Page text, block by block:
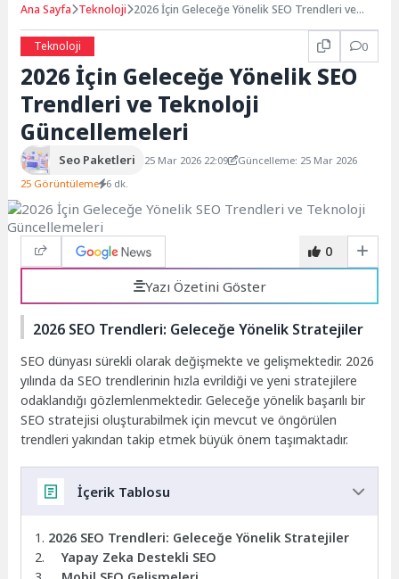
Ana Sayfa Teknoloji 2026 İçin Geleceğe Yönelik SEO Trendleri ve
Teknoloji
0
2026 İçin Geleceğe Yönelik SEO
Trendleri ve Teknoloji
Güncellemeleri
Seo Paketleri 25 Mar 2026 22:09
Güncelleme: 25 Mar 2026
25 Görüntüleme 6 dk.
0
Yazı Özetini Göster
2026 SEO Trendleri: Geleceğe Yönelik Stratejiler
SEO dünyası sürekli olarak değişmekte ve gelişmektedir. 2026
yılında da SEO trendlerinin hızla evrildiği ve yeni stratejilere
odaklandığı gözlemlenmektedir. Geleceğe yönelik başarılı bir
SEO stratejisi oluşturabilmek için mevcut ve öngörülen
trendleri yakından takip etmek büyük önem taşımaktadır.
İçerik Tablosu
2026 SEO Trendleri: Geleceğe Yönelik Stratejiler
Yapay Zeka Destekli SEO